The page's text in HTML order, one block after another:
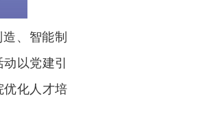
、智能制
以党建引
优化人才培